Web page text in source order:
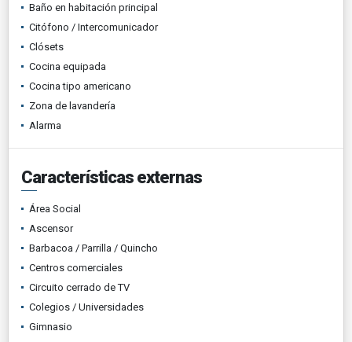
Baño en habitación principal
Citófono / Intercomunicador
Clósets
Cocina equipada
Cocina tipo americano
Zona de lavandería
Alarma
Características externas
Área Social
Ascensor
Barbacoa / Parrilla / Quincho
Centros comerciales
Circuito cerrado de TV
Colegios / Universidades
Gimnasio